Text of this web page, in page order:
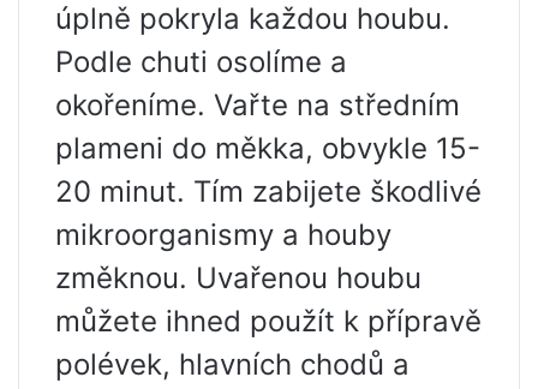
úplně pokryla každou houbu.
Podle chuti osolíme a
okořeníme. Vařte na středním
plameni do měkka, obvykle 15-
20 minut. Tím zabijete škodlivé
mikroorganismy a houby
změknou. Uvařenou houbu
můžete ihned použít k přípravě
polévek, hlavních chodů a